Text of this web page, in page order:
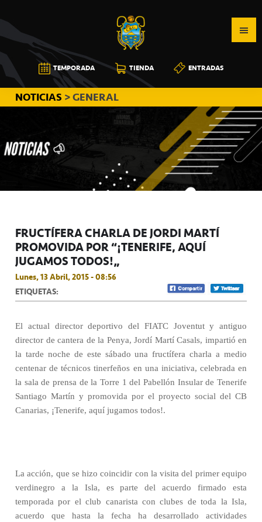
a
la
navegación
principal
al
contenido
principal
a
la
barra
lateral
principal
CB
CANARIAS
TEMPORADA TIENDA ENTRADAS
NOTICIAS > GENERAL
FRUCTÍFERA CHARLA DE JORDI MARTÍ
PROMOVIDA POR “¡TENERIFE, AQUÍ
JUGAMOS TODOS!”
Lunes, 13 Abril, 2015 - 08:56
ETIQUETAS:
El actual director deportivo del FIATC Joventut y antiguo
director de cantera de la Penya, Jordí Martí Casals, impartió en
la tarde noche de este sábado una fructífera charla a medio
centenar de técnicos tinerfeños en una iniciativa, celebrada en
la sala de prensa de la Torre 1 del Pabellón Insular de Tenerife
Santiago Martín y promovida por el proyecto social del CB
Canarias, ¡Tenerife, aquí jugamos todos!.
La acción, que se hizo coincidir con la visita del primer equipo
verdinegro a la Isla, es parte del acuerdo firmado esta
temporada por el club canarista con clubes de toda la Isla,
acuerdo que hasta la fecha ha desarrollado actividades